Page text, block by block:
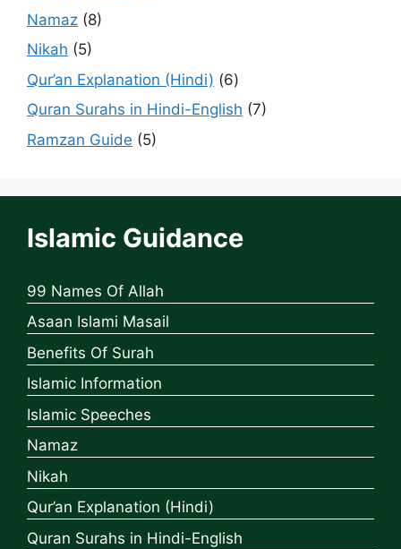
Namaz (8)
Nikah (5)
Qur’an Explanation (Hindi) (6)
Quran Surahs in Hindi-English (7)
Ramzan Guide (5)
Islamic Guidance
99 Names Of Allah
Asaan Islami Masail
Benefits Of Surah
Islamic Information
Islamic Speeches
Namaz
Nikah
Qur’an Explanation (Hindi)
Quran Surahs in Hindi-English